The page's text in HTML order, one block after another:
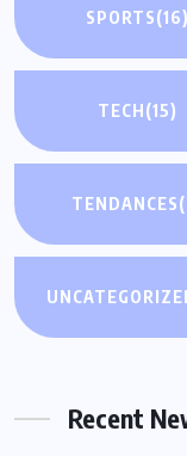
SPORTS(16)
TECH(15)
TENDANCES
Recent